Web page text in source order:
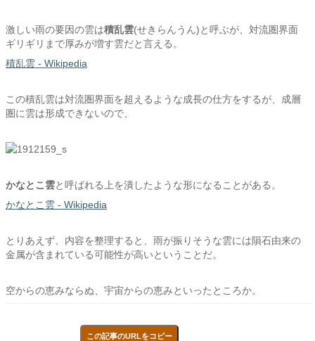
激しい雨の要因の雲は積乱雲(せきらんうん)と呼ぶが、対流圏界面
ギリギリまで厚みが増す雲だと言える。
積乱雲 - Wikipedia
この積乱雲は対流圏界面を超えるような成長の仕方をするが、成層
圏に雲は形成できないので、
かなとこ雲と呼ばれる上を潰したような形になることがある。
かなとこ雲 - Wikipedia
とりあえず、内容を整理すると、雨が振りそうな雲には隕石由来の
金属が含まれている可能性が高いということだ。
空からの恵みならぬ、宇宙からの恵みといったところか。
この記事のURLをコピー